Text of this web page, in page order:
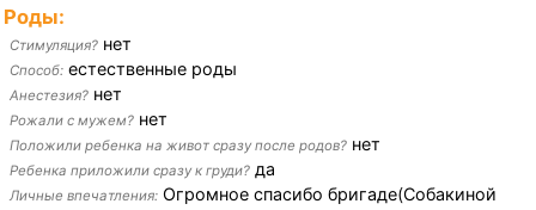
Роды:
Стимуляция? нет
Способ: естественные роды
Анестезия? нет
Рожали с мужем? нет
Положили ребенка на живот сразу после родов? нет
Ребенка приложили сразу к груди? да
Личные впечатления: Огромное спасибо бригаде(Собакиной